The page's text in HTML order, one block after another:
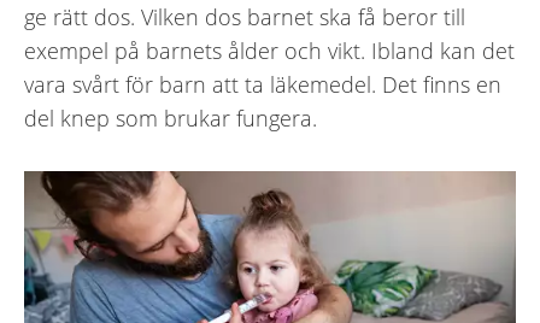
ge rätt dos. Vilken dos barnet ska få beror till
exempel på barnets ålder och vikt. Ibland kan det
vara svårt för barn att ta läkemedel. Det finns en
del knep som brukar fungera.